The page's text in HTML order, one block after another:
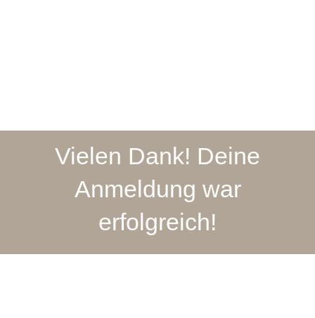
Vielen Dank! Deine
Anmeldung war
erfolgreich!